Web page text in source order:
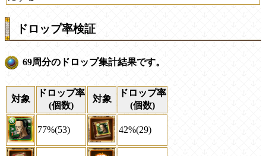
ドロップ率検証
69周分のドロップ集計結果です。
対象
ドロップ率
(個数)
対象
ドロップ率
(個数)
77%(53) 42%(29)